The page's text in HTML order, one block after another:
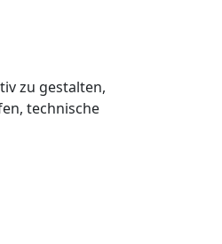
zu gestalten,
technische